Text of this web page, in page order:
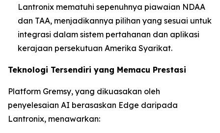
Lantronix mematuhi sepenuhnya piawaian NDAA
dan TAA, menjadikannya pilihan yang sesuai untuk
integrasi dalam sistem pertahanan dan aplikasi
kerajaan persekutuan Amerika Syarikat.
Teknologi Tersendiri yang Memacu Prestasi
Platform Gremsy, yang dikuasakan oleh
penyelesaian AI berasaskan Edge daripada
Lantronix, menawarkan: